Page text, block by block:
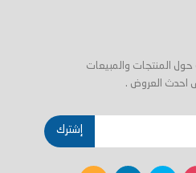
المنتجات والمبيعات
احدث العروض .
إشترك